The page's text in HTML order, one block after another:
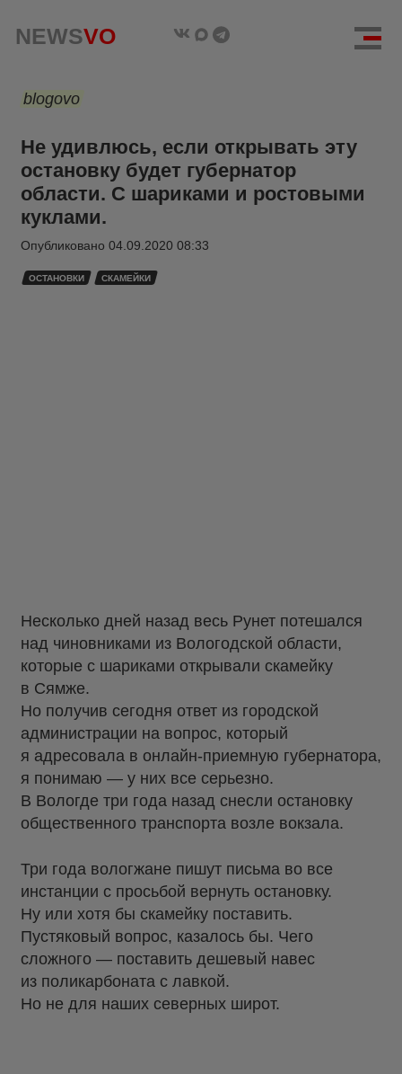
NEWSVO
blogovo
Не удивлюсь, если открывать эту
остановку будет губернатор
области. С шариками и ростовыми
куклами.
Опубликовано 04.09.2020 08:33
ОСТАНОВКИ СКАМЕЙКИ
Несколько дней назад весь Рунет потешался
над чиновниками из Вологодской области,
которые с шариками открывали скамейку
в Сямже.
Но получив сегодня ответ из городской
администрации на вопрос, который
я адресовала в онлайн-приемную губернатора,
я понимаю — у них все серьезно.
В Вологде три года назад снесли остановку
общественного транспорта возле вокзала.
Три года вологжане пишут письма во все
инстанции с просьбой вернуть остановку.
Ну или хотя бы скамейку поставить.
Пустяковый вопрос, казалось бы. Чего
сложного — поставить дешевый навес
из поликарбоната с лавкой.
Но не для наших северных широт.